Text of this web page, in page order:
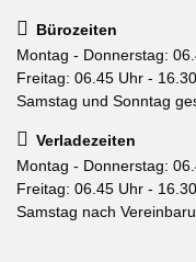
Bürozeiten
Montag - Donnerstag:
Freitag: 06.45 Uhr -
Samstag und Sonntag
Verladezeiten
Montag - Donnerstag:
Freitag: 06.45 Uhr -
Samstag nach